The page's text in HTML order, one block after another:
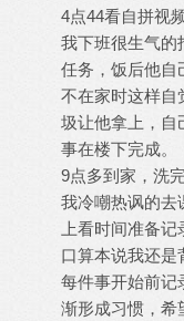
4点44看自拼视频
我下班很生气的
任务，饭后他自
不在家时这样自
圾让他拿上，自
事在楼下完成。
9点多到家，洗
我冷嘲热讽的去
上看时间准备
口算本说我还是
每件事开始前记
渐形成习惯，希